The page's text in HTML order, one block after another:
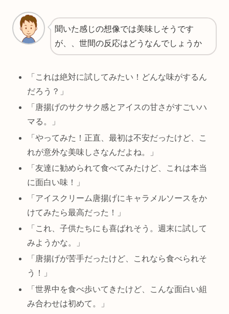
聞いた感じの想像では美味しそうです
が、、世間の反応はどうなんでしょうか
「これは絶対に試してみたい！どんな味がするん
だろう？」
「唐揚げのサクサク感とアイスの甘さがすごいハ
マる。」
「やってみた！正直、最初は不安だったけど、こ
れが意外な美味しさなんだよね。」
「友達に勧められて食べてみたけど、これは本当
に面白い味！」
「アイスクリーム唐揚げにキャラメルソースをか
けてみたら最高だった！」
「これ、子供たちにも喜ばれそう。週末に試して
みようかな。」
「唐揚げが苦手だったけど、これなら食べられそ
う！」
「世界中を食べ歩いてきたけど、こんな面白い組
み合わせは初めて。」